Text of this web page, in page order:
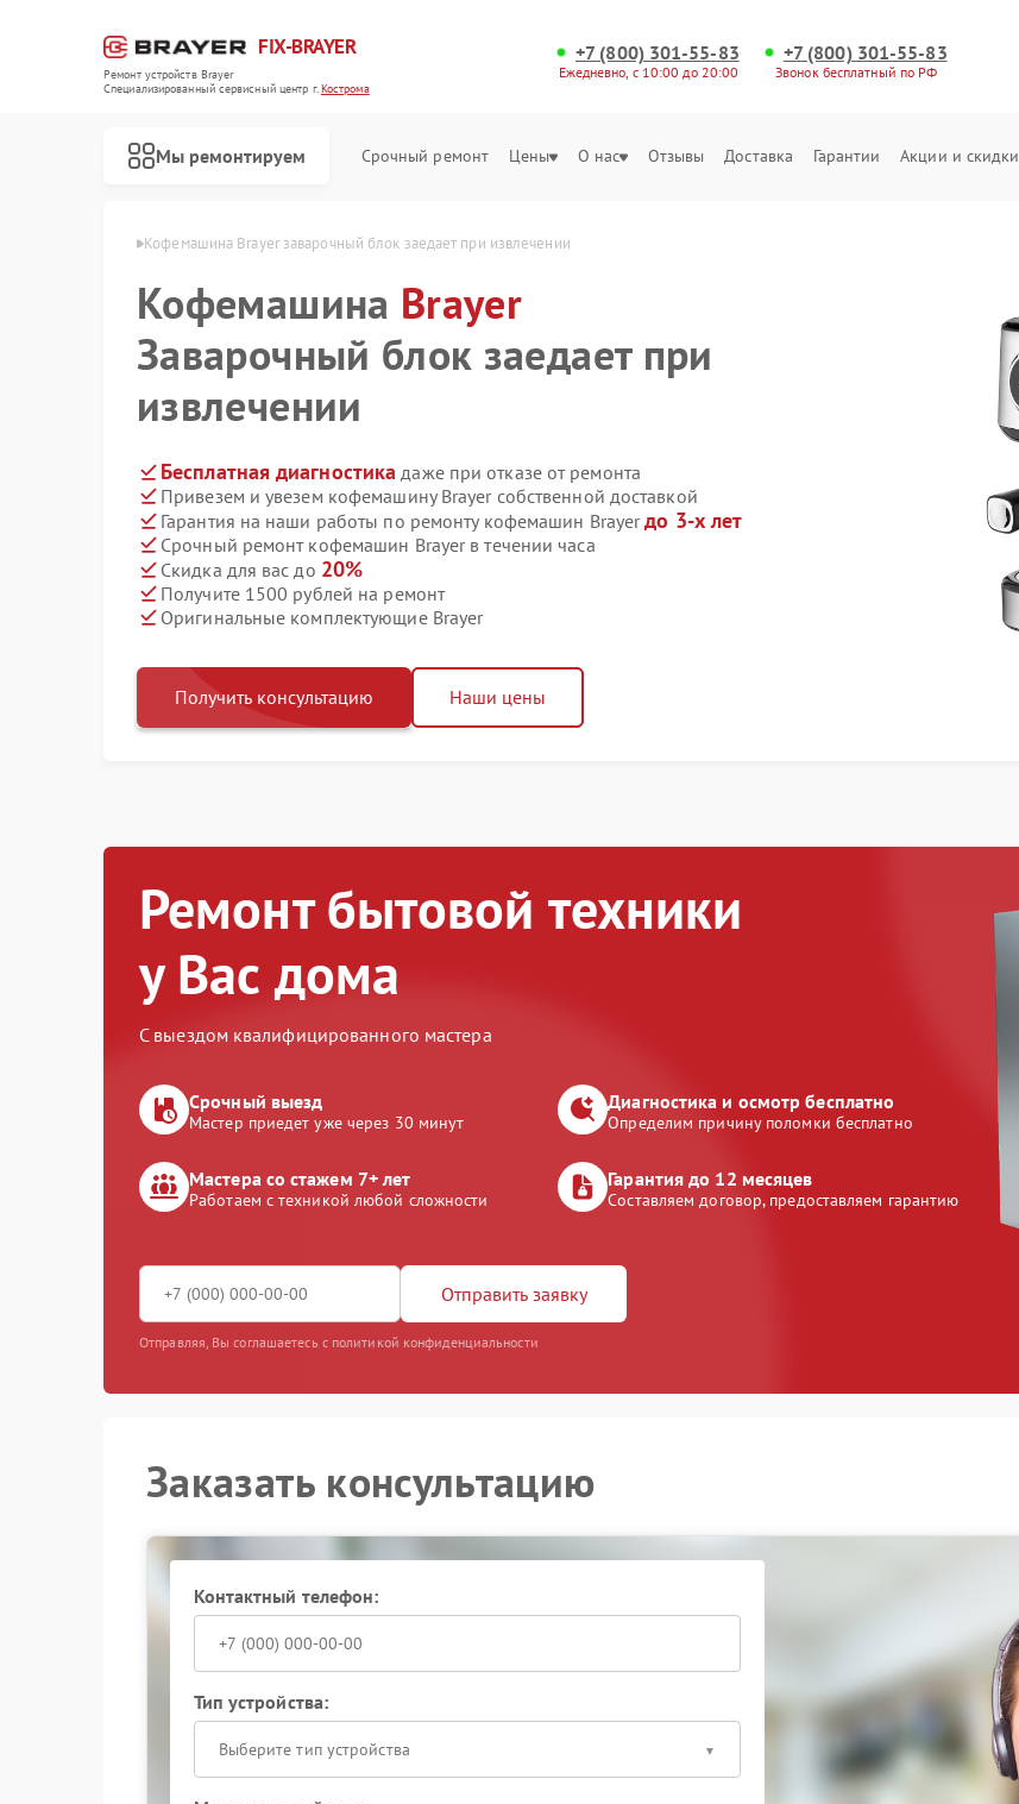
FIX-BRAYER
Ремонт устройств Brayer
Специализированный cервисный центр г.Кострома
+7 (800) 301-55-83
Ежедневно, с 10:00 до 20:00
+7 (800) 301-55-83
Звонок бесплатный по РФ
Мы ремонтируем Срочный ремонт Цены О нас Отзывы Доставка Гарантии Акции и скидки
Brayer в Костроме Кофемашина Brayer заварочный блок заедает при извлечении
Кофемашина Brayer
Заварочный блок заедает при
извлечении
Бесплатная диагностика даже при отказе от ремонта
Привезем и увезем кофемашину Brayer собственной доставкой
Гарантия на наши работы по ремонту кофемашин Brayerдо 3-х лет
Срочный ремонт кофемашин Brayer в течении часа
Скидка для вас до 20%
Получите 1500 рублей на ремонт
Оригинальные комплектующие Brayer
Получить консультацию Наши цены
Ремонт бытовой техники
у Вас дома
С выездом квалифицированного мастера
Срочный выезд
Мастер приедет уже через 30 минут
Диагностика и осмотр бесплатно
Определим причину поломки бесплатно
Мастера со стажем 7+ лет
Работаем с техникой любой сложности
Гарантия до 12 месяцев
Составляем договор, предоставляем гарантию
Отправить заявку
Отправляя, Вы соглашаетесь с политикой конфиденциальности
Заказать консультацию
Контактный телефон:
Тип устройства:
Выберите тип устройства